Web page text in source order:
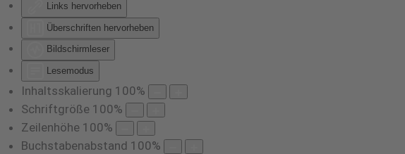
Links hervorheben
Überschriften hervorheben
Bildschirmleser
Lesemodus
Inhaltsskalierung 100%
Schriftgröße 100%
Zeilenhöhe 100%
Buchstabenabstand 100%